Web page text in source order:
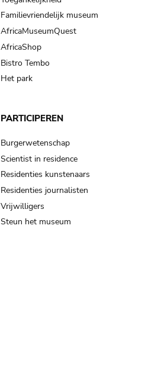
Familievriendelijk museum
AfricaMuseumQuest
AfricaShop
Bistro Tembo
Het park
PARTICIPEREN
Burgerwetenschap
Scientist in residence
Residenties kunstenaars
Residenties journalisten
Vrijwilligers
Steun het museum